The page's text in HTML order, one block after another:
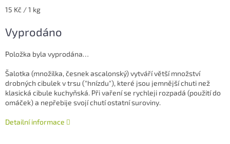
Měrná
15 Kč / 1 kg
Vyprodáno
Položka byla vyprodána…
Šalotka (množilka, česnek ascalonský) vytváří větší množství
drobných cibulek v trsu ("hnízdu"), které jsou jemnější chuti než
klasická cibule kuchyňská. Při vaření se rychleji rozpadá (použití do
omáček) a nepřebije svojí chutí ostatní suroviny.
Detailní informace